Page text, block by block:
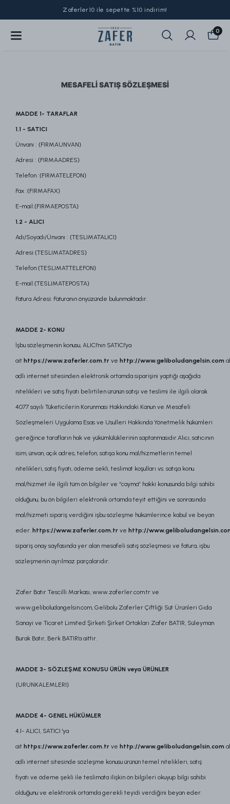
Zaferler10 ile sepette %10 indirim!
0
MESAFELİ SATIŞ SÖZLEŞMESİ
MADDE 1- TARAFLAR
1.1 - SATICI
Ünvanı : {FIRMAUNVAN}
Adresi : {FIRMAADRES}
Telefon :{FIRMATELEFON}
Fax :{FIRMAFAX}
E-mail:{FIRMAEPOSTA}
1.2 - ALICI
Adı/Soyadı/Ünvanı : {TESLIMATALICI}
Adresi:{TESLIMATADRES}
Telefon:{TESLIMATTELEFON}
E-mail:{TESLIMATEPOSTA}
Fatura Adresi: Faturanın önyüzünde bulunmaktadır.
MADDE 2- KONU
İşbu sözleşmenin konusu, ALICI'nın SATICI'ya
ait https://www.zaferler.com.tr ve http://www.geliboludangelsin.com
adlı internet sitesinden elektronik ortamda siparişini yaptığı aşağıda
nitelikleri ve satış fiyatı belirtilen ürünün satışı ve teslimi ile ilgili olarak
4077 sayılı Tüketicilerin Korunması Hakkındaki Kanun ve Mesafeli
Sözleşmeleri Uygulama Esas ve Usulleri Hakkında Yönetmelik hükümleri
gereğince tarafların hak ve yükümlülüklerinin saptanmasıdır.Alıcı, satıcının
isim, ünvan, açık adres, telefon, satışa konu mal/hizmetlerin temel
nitelikleri, satış fiyatı, ödeme sekli, teslimat koşulları vs. satışa konu
mal/hizmet ile ilgili tüm ön bilgiler ve “cayma” hakki konusunda bilgi sahibi
olduğunu, bu ön bilgileri elektronik ortamda teyit ettiğini ve sonrasında
mal/hizmeti sipariş verdiğini işbu sözleşme hükümlerince kabul ve beyan
eder. https://www.zaferler.com.tr ve http://
sipariş onay sayfasında yer alan mesafeli satış sözleşmesi ve fatura, işbu
sözleşmenin ayrılmaz parçalarıdır.
Zafer Batır Tescilli Markası, www.zaferler.com.tr ve
www.geliboludangelsin.com, Gelibolu Zaferler Çiftliği Süt Ürünleri Gıda
Sanayi ve Ticaret Limited Şirketi Şirket Ortakları Zafer BATIR, Süleyman
Burak Batır, Berk BATIR’a aittir.
MADDE 3- SÖZLEŞME KONUSU ÜRÜN veya ÜRÜNLER
{URUNKALEMLERI}
MADDE 4- GENEL HÜKÜMLER
4.1- ALICI, SATICI 'ya
ait https://www.zaferler.com.tr ve http://www.geliboludangelsin.com
adlı internet sitesinde sözleşme konusu ürünün temel nitelikleri, satış
fiyatı ve ödeme şekli ile teslimata ilişkin ön bilgileri okuyup bilgi sahibi
olduğunu ve elektronik ortamda gerekli teyidi verdiğini beyan eder.